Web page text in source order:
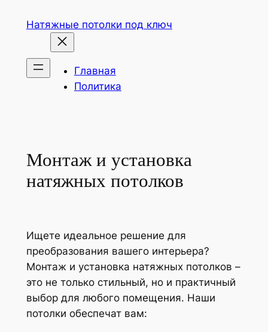
содержимому
Натяжные потолки под ключ
Главная
Политика
Монтаж и установка
натяжных потолков
Ищете идеальное решение для
преобразования вашего интерьера?
Монтаж и установка натяжных потолков –
это не только стильный, но и практичный
выбор для любого помещения. Наши
потолки обеспечат вам: